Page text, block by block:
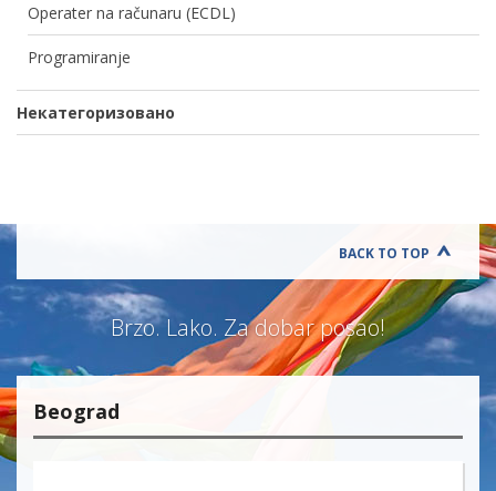
Operater na računaru (ECDL)
Programiranje
Некатегоризовано
BACK TO TOP
Brzo. Lako. Za dobar posao!
Beograd